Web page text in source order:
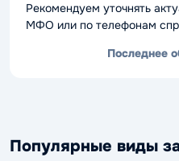
Рекомендуем уточнять
МФО или по телефонам
Последнее
Популярные виды